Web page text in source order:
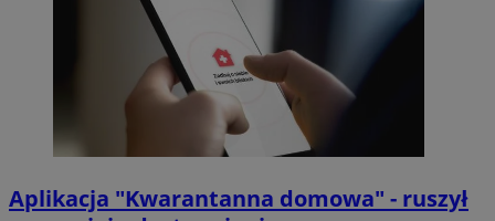
Aplikacja "Kwarantanna domowa" - ruszył